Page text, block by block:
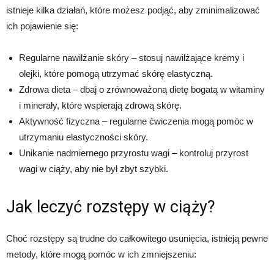
istnieje kilka działań, które możesz podjąć, aby zminimalizować
ich pojawienie się:
Regularne nawilżanie skóry – stosuj nawilżające kremy i
olejki, które pomogą utrzymać skórę elastyczną.
Zdrowa dieta – dbaj o zrównoważoną dietę bogatą w witaminy
i minerały, które wspierają zdrową skórę.
Aktywność fizyczna – regularne ćwiczenia mogą pomóc w
utrzymaniu elastyczności skóry.
Unikanie nadmiernego przyrostu wagi – kontroluj przyrost
wagi w ciąży, aby nie był zbyt szybki.
Jak leczyć rozstępy w ciąży?
Choć rozstępy są trudne do całkowitego usunięcia, istnieją pewne
metody, które mogą pomóc w ich zmniejszeniu: